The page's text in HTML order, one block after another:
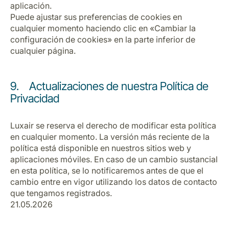
aplicación.
Puede ajustar sus preferencias de cookies en
cualquier momento haciendo clic en «Cambiar la
configuración de cookies» en la parte inferior de
cualquier página.
9. Actualizaciones de nuestra Política de
Privacidad
Luxair se reserva el derecho de modificar esta política
en cualquier momento. La versión más reciente de la
política está disponible en nuestros sitios web y
aplicaciones móviles. En caso de un cambio sustancial
en esta política, se lo notificaremos antes de que el
cambio entre en vigor utilizando los datos de contacto
que tengamos registrados.
21.05.2026